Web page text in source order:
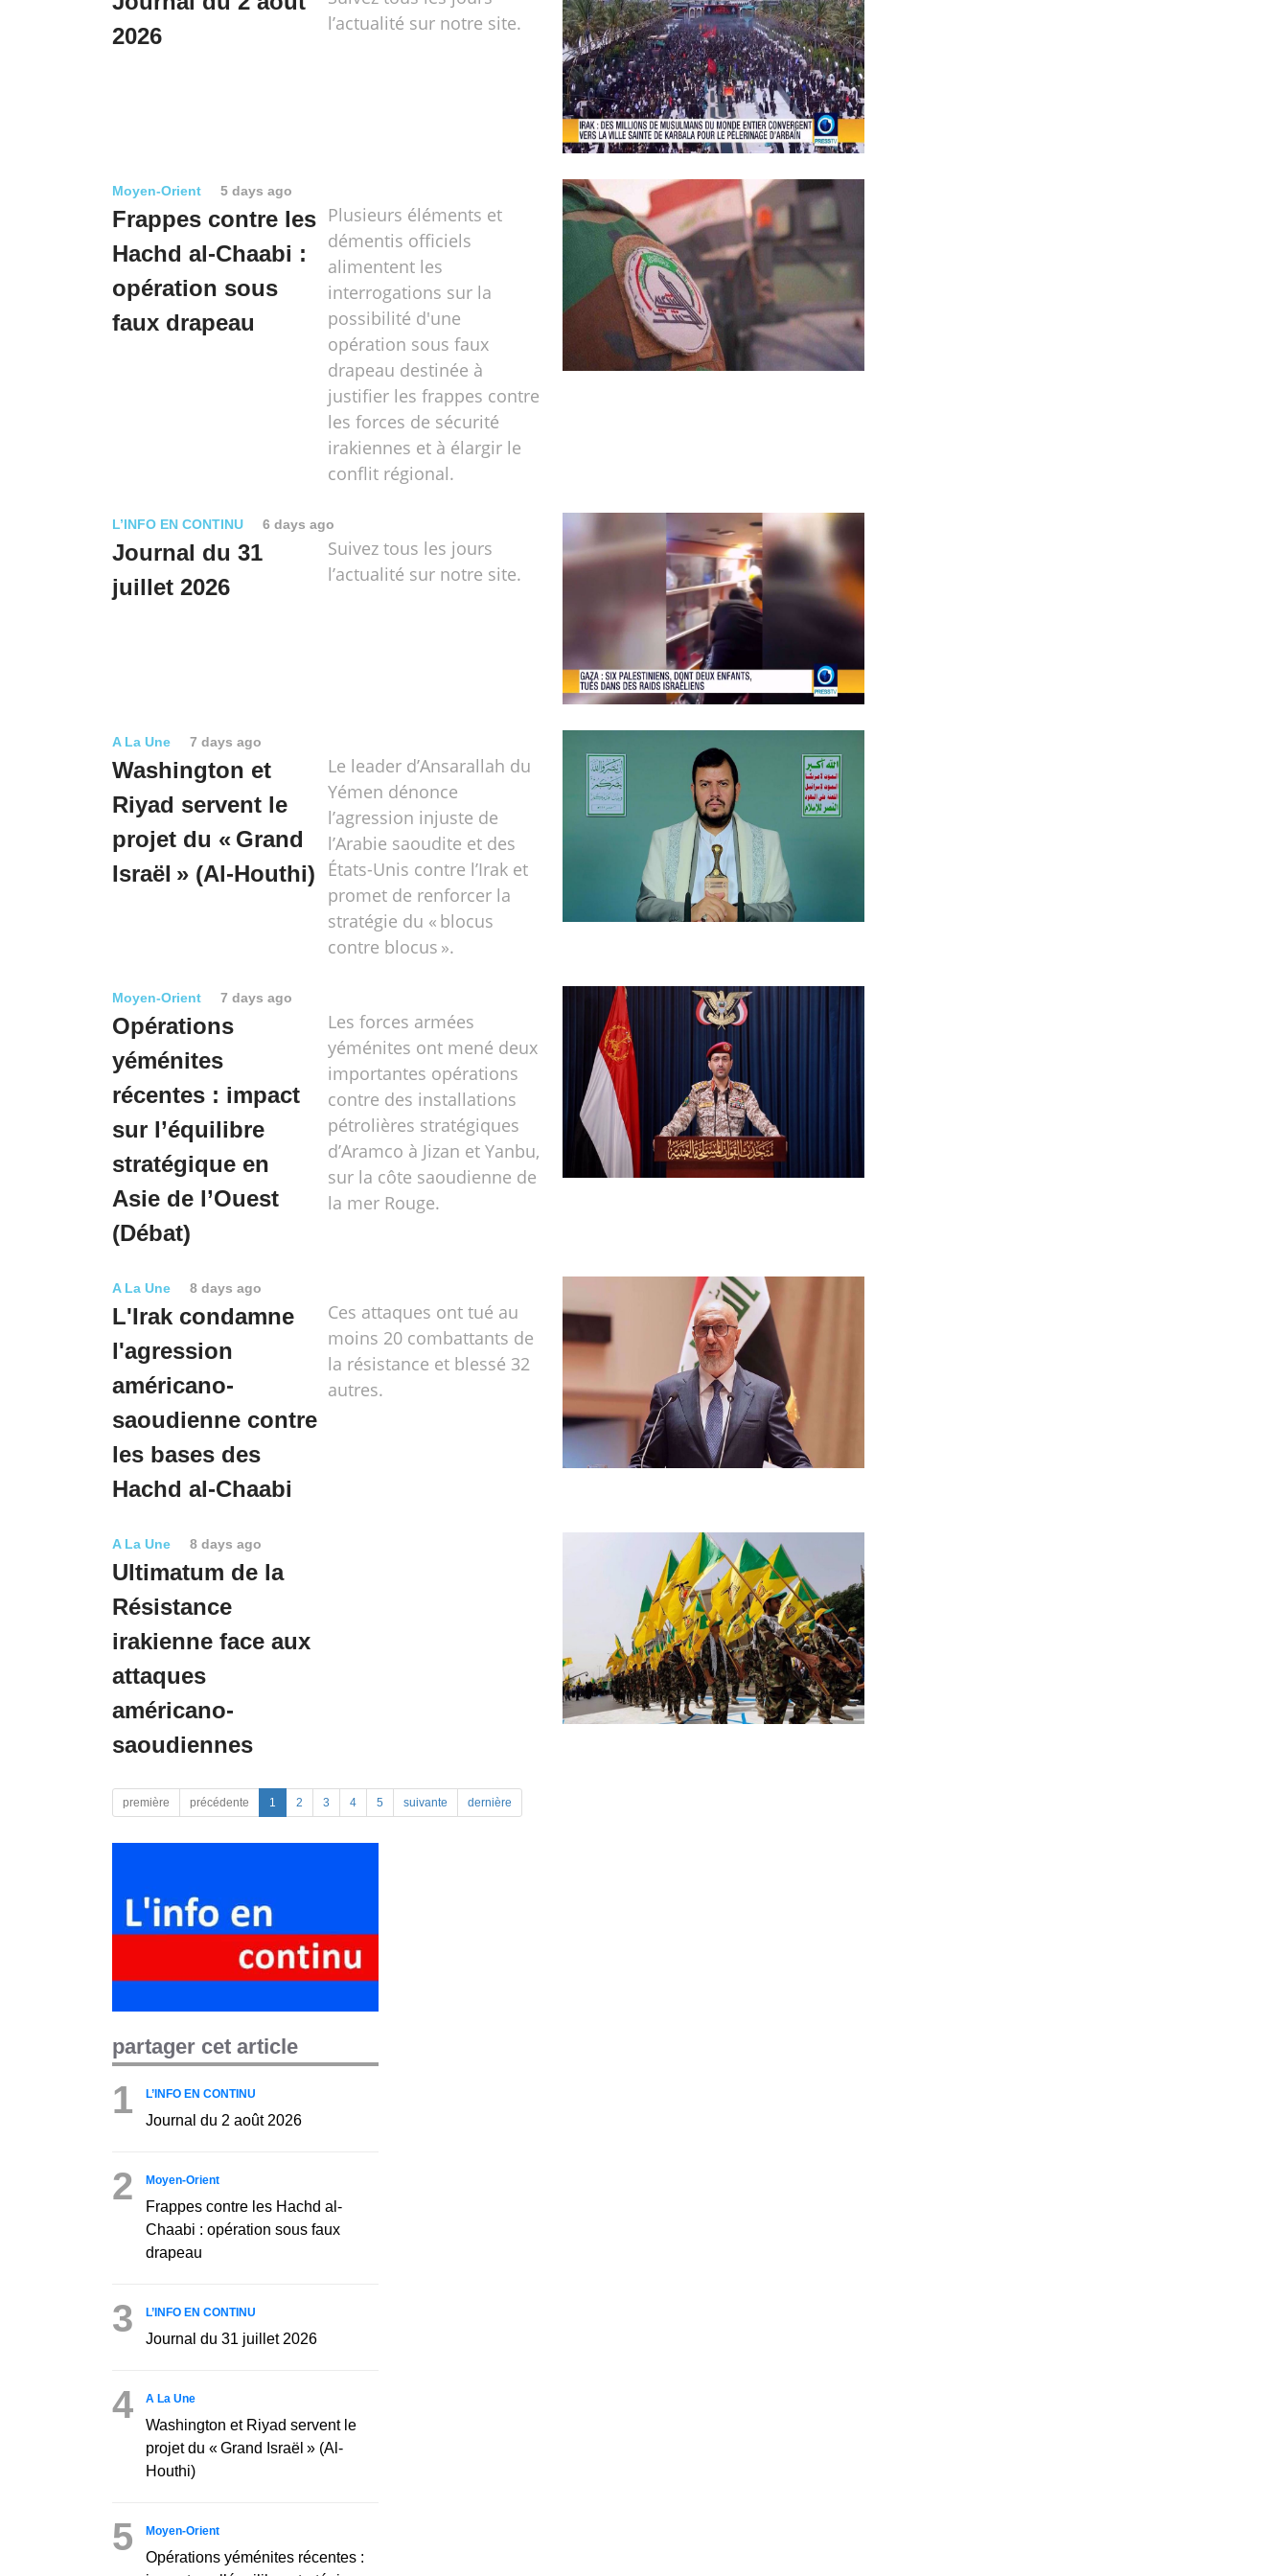
2026
l’actualité sur notre site.
Moyen-Orient 5 days ago
Frappes contre les
Hachd al-Chaabi :
opération sous
faux drapeau
Plusieurs éléments et
démentis officiels
alimentent les
interrogations sur la
possibilité d'une
opération sous faux
drapeau destinée à
justifier les frappes contre
les forces de sécurité
irakiennes et à élargir le
conflit régional.
L’INFO EN CONTINU 6 days ago
Journal du 31
juillet 2026
Suivez tous les jours
l’actualité sur notre site.
A La Une 7 days ago
Washington et
Riyad servent le
projet du « Grand
Israël » (Al-Houthi)
Le leader d’Ansarallah du
Yémen dénonce
l’agression injuste de
l’Arabie saoudite et des
États-Unis contre l’Irak et
promet de renforcer la
stratégie du « blocus
contre blocus ».
Moyen-Orient 7 days ago
Opérations
yéménites
récentes : impact
sur l’équilibre
stratégique en
Asie de l’Ouest
(Débat)
Les forces armées
yéménites ont mené deux
importantes opérations
contre des installations
pétrolières stratégiques
d’Aramco à Jizan et Yanbu,
sur la côte saoudienne de
la mer Rouge.
A La Une 8 days ago
L'Irak condamne
l'agression
américano-
saoudienne contre
les bases des
Hachd al-Chaabi
Ces attaques ont tué au
moins 20 combattants de
la résistance et blessé 32
autres.
A La Une 8 days ago
Ultimatum de la
Résistance
irakienne face aux
attaques
américano-
saoudiennes
première précédente 1 2 3 4 5 suivante dernière
partager cet article
1 L’INFO EN CONTINU
Journal du 2 août 2026
2 Moyen-Orient
Frappes contre les Hachd al-
Chaabi : opération sous faux
drapeau
3 L’INFO EN CONTINU
Journal du 31 juillet 2026
4 A La Une
Washington et Riyad servent le
projet du « Grand Israël » (Al-
Houthi)
5 Moyen-Orient
Opérations yéménites récentes :